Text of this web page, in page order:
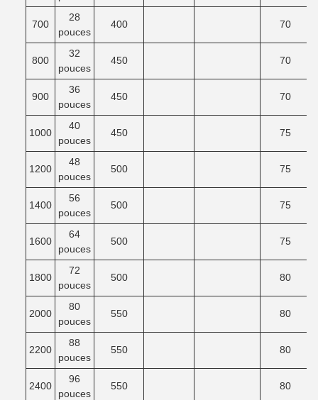
700
28
pouces
400 70
800
32
pouces
450 70
900
36
pouces
450 70
1000
40
pouces
450 75
1200
48
pouces
500 75
1400
56
pouces
500 75
1600
64
pouces
500 75
1800
72
pouces
500 80
2000
80
pouces
550 80
2200
88
pouces
550 80
2400
96
pouces
550 80